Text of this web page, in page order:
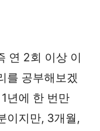
연 2회 이상 이
를 공부해보겠
년에 한 번만
이지만, 3개월,